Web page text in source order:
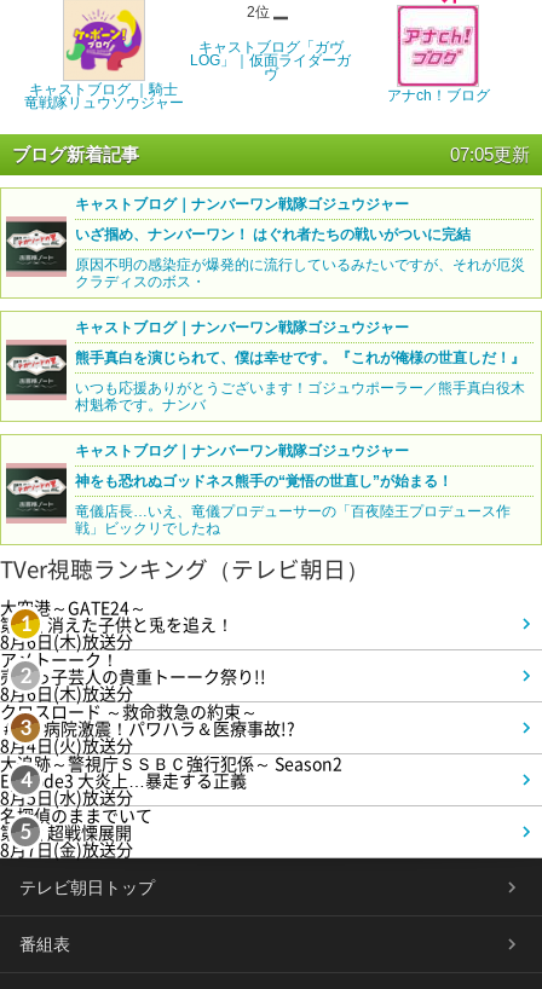
キャストブログ ｜騎士
竜戦隊リュウソウジャー
2位
キャストブログ「ガヴ
LOG」｜仮面ライダーガ
ヴ
アナch！ブログ
ブログ新着記事 07:05更新
キャストブログ｜ナンバーワン戦隊ゴジュウジャー
いざ掴め、ナンバーワン！ はぐれ者たちの戦いがついに完結
原因不明の感染症が爆発的に流行しているみたいですが、それが厄災
クラディスのボス・
キャストブログ｜ナンバーワン戦隊ゴジュウジャー
熊手真白を演じられて、僕は幸せです。『これが俺様の世直しだ！』
いつも応援ありがとうございます！ゴジュウポーラー／熊手真白役木
村魁希です。ナンバ
キャストブログ｜ナンバーワン戦隊ゴジュウジャー
神をも恐れぬゴッドネス熊手の“覚悟の世直し”が始まる！
竜儀店長…いえ、竜儀プロデューサーの「百夜陸王プロデュース作
戦」ビックリでしたね
TVer視聴ランキング（テレビ朝日）
1
大空港～GATE24～
第3話 消えた子供と兎を追え！
8月6日(木)放送分
2
アメトーーク！
売れっ子芸人の貴重トーーク祭り!!
8月6日(木)放送分
3
クロスロード ～救命救急の約束～
＃5 病院激震！パワハラ＆医療事故!?
8月4日(火)放送分
4
大追跡～警視庁ＳＳＢＣ強行犯係～ Season2
Episode3 大炎上…暴走する正義
8月5日(水)放送分
5
名探偵のままでいて
第4話 超戦慄展開
8月7日(金)放送分
テレビ朝日トップ
番組表